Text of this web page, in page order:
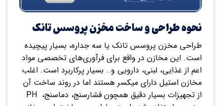
نحوه طراحی و ساخت مخزن پروسس تانک
طراحی مخزن پروسس تانک یا سه جداره، بسیار پیچیده
است. این مخازن در واقع برای فرآوری‌های تخصصی مواد
اعم از غذایی، لبنی، دارویی و.. بسیار پرکاربرد است. اغلب
مخازن استیل دارای میکسر هستند اما در روند ساخت آن
از تجهیزات بسیار دقیق همچون فشارسنج، دماسنج، PH